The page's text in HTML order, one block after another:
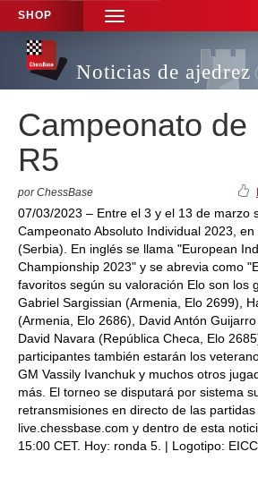
SHOP
TOGGLE
NAVIGATION
Noticias de ajedrez
Campeonato de
R5
por ChessBase
07/03/2023 – Entre el 3 y el 13 de marzo
Campeonato Absoluto Individual 2023, en
(Serbia). En inglés se llama "European
Championship 2023" y se abrevia como
favoritos según su valoración Elo son los
Gabriel Sargissian (Armenia, Elo 2699),
(Armenia, Elo 2686), David Antón
David Navara (República Checa, Elo
participantes también estarán los
GM Vassily Ivanchuk y muchos otros
más. El torneo se disputará por sistema
retransmisiones en directo de las partidas
live.chessbase.com y dentro de esta
15:00 CET. Hoy: ronda 5. | Logotipo: